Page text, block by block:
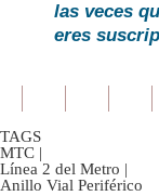
las veces
eres
TAGS
MTC |
Línea 2 del Metro |
Anillo Vial Periférico